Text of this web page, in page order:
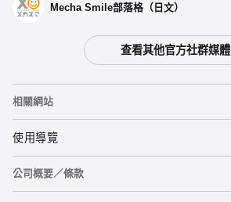
Mecha Smile部落格（日文）
查看其他官方社群媒體
相關網站
黏土人
黏土人臉部製造機（英文）
使用導覽
重要公告
公司概要／條款